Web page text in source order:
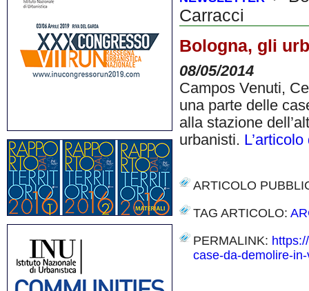
Carracci
Bologna, gli
08/05/2014
Campos Venuti,
una parte delle
alla stazione
urbanisti.
ARTICOLO
TAG ARTICOLO:
PERMALINK:
case-da-demolire-